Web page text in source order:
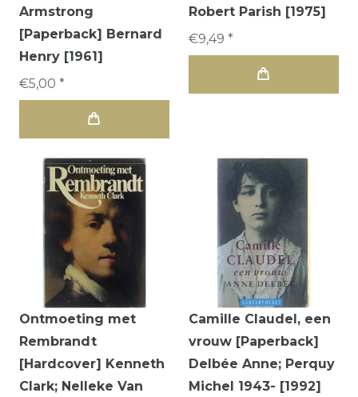
Armstrong
[Paperback] Bernard
Henry [1961]
€5,00 *
Robert Parish [1975]
€9,49 *
Ontmoeting met
Rembrandt
[Hardcover] Kenneth
Clark; Nelleke Van
Camille Claudel, een
vrouw [Paperback]
Delbée Anne; Perquy
Michel 1943- [1992]